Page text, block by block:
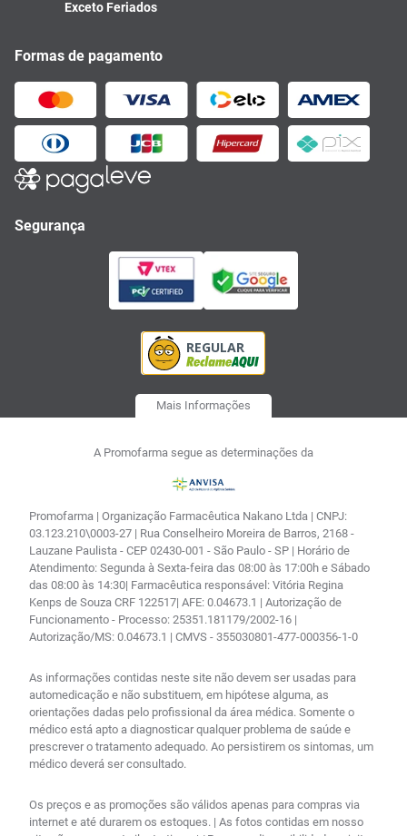
Exceto Feriados
Formas de pagamento
Segurança
Mais Informações
A Promofarma segue as determinações da
Promofarma | Organização Farmacêutica Nakano Ltda | CNPJ:
03.123.210\0003-27 | Rua Conselheiro Moreira de Barros, 2168 -
Lauzane Paulista - CEP 02430-001 - São Paulo - SP | Horário de
Atendimento: Segunda à Sexta-feira das 08:00 às 17:00h e Sábado
das 08:00 às 14:30| Farmacêutica responsável: Vitória Regina
Kenps de Souza CRF 122517| AFE: 0.04673.1 | Autorização de
Funcionamento - Processo: 25351.181179/2002-16 |
Autorização/MS: 0.04673.1 | CMVS - 355030801-477-000356-1-0
As informações contidas neste site não devem ser usadas para
automedicação e não substituem, em hipótese alguma, as
orientações dadas pelo profissional da área médica. Somente o
médico está apto a diagnosticar qualquer problema de saúde e
prescrever o tratamento adequado. Ao persistirem os sintomas, um
médico deverá ser consultado.
Os preços e as promoções são válidos apenas para compras via
internet e até durarem os estoques. | As fotos contidas em nosso